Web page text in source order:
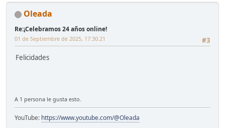
Oleada
Re:¡Celebramos 24 años online!
#3
01 de Septiembre de 2025, 17:30:21
Felicidades
A 1 persona le gusta esto.
YouTube: https://www.youtube.com/@Oleada